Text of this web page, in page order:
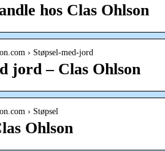
hos Clas Ohlson
› Støpsel-med-jord
jord – Clas Ohlson
› Støpsel
Ohlson